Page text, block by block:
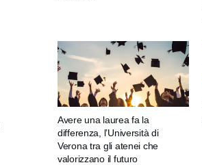
Avere una laurea fa la
differenza, l’Università di
Verona tra gli atenei che
valorizzano il futuro